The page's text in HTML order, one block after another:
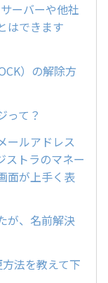
ーバーや他社
はできます
）の解除方
って？
ールアドレス
ストラのマネー
面が上手く表
が、名前解決
法を教えて下